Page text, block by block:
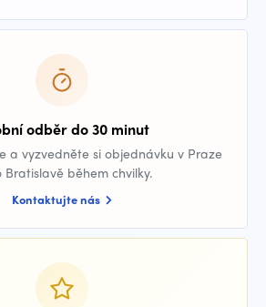
odběr do 30 minut
a vyzvedněte si objednávku v Praze
Bratislavě během chvilky.
Kontaktujte nás